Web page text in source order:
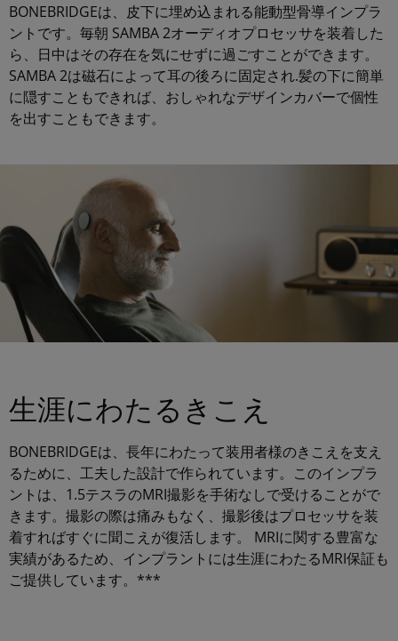
BONEBRIDGEは、皮下に埋め込まれる能動型骨導インプラ
ントです。毎朝 SAMBA 2オーディオプロセッサを装着した
ら、日中はその存在を気にせずに過ごすことができます。
SAMBA 2は磁石によって耳の後ろに固定され.髪の下に簡単
に隠すこともできれば、おしゃれなデザインカバーで個性
を出すこともできます。
生涯にわたるきこえ
BONEBRIDGEは、長年にわたって装用者様のきこえを支え
るために、工夫した設計で作られています。このインプラ
ントは、1.5テスラのMRI撮影を手術なしで受けることがで
きます。撮影の際は痛みもなく、撮影後はプロセッサを装
着すればすぐに聞こえが復活します。 MRIに関する豊富な
実績があるため、インプラントには生涯にわたるMRI保証も
ご提供しています。***